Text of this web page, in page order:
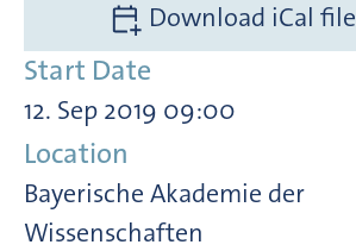
Download iCal file
Start Date
12. Sep 2019 09:00
Location
Bayerische Akademie der
Wissenschaften